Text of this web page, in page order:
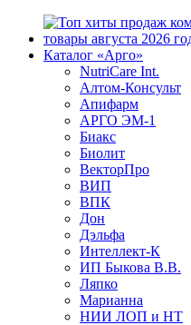
Каталог «Арго»
NutriCare Int.
Алтом-Консульт
Апифарм
АРГО ЭМ-1
Биакс
Биолит
ВекторПро
ВИП
ВПК
Дон
Дэльфа
Интеллект-К
ИП Быкова В.В.
Ляпко
Марианна
НИИ ЛОП и НТ